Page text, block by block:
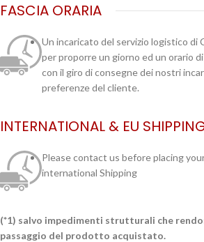
FASCIA ORARIA
Un incaricato del servizio logistico di
per proporre un giorno ed un orario
con il giro di consegne dei nostri
preferenze del cliente.
INTERNATIONAL & EU
Please contact us before placing
international Shipping
(*1) salvo impedimenti strutturali che
passaggio del prodotto acquistato.